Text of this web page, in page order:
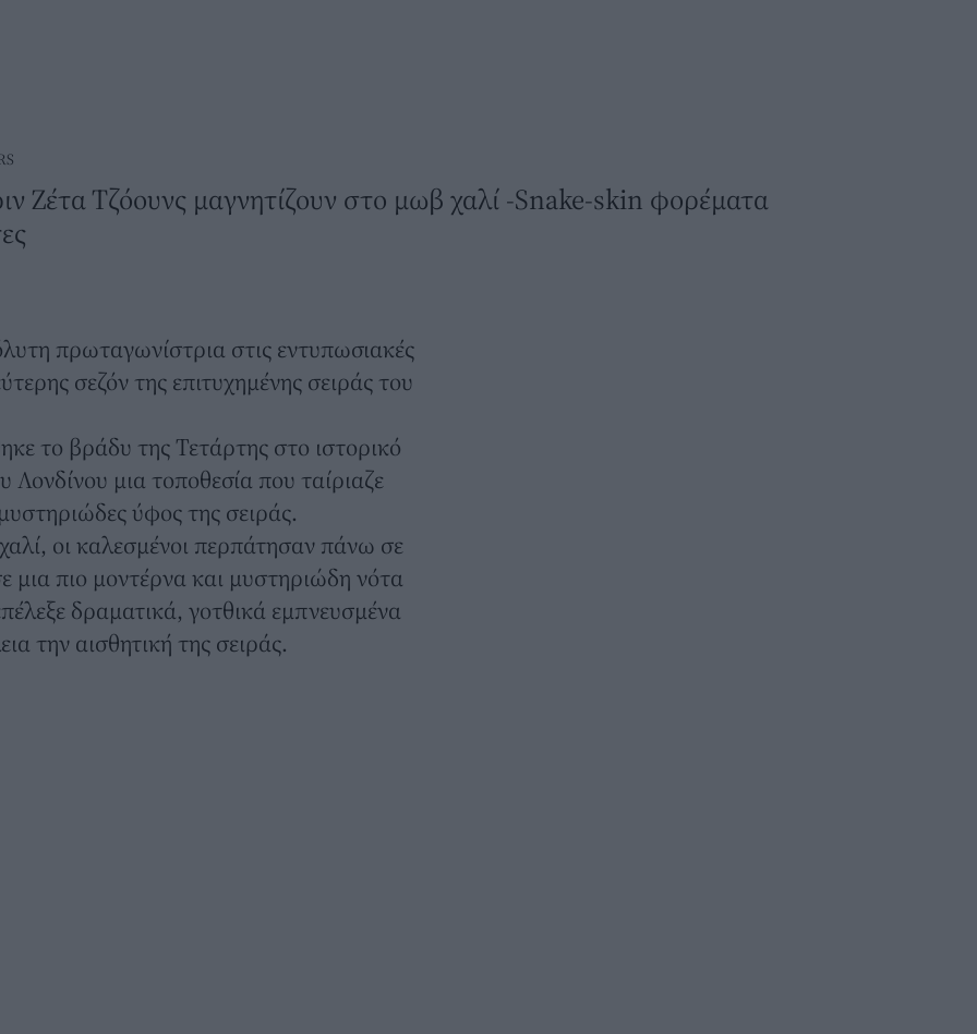
Ζέτα Τζόουνς μαγνητίζουν στο μωβ χαλί -Snake-skin φορέματα
πρωταγωνίστρια στις εντυπωσιακές
σεζόν της επιτυχημένης σειράς του
το βράδυ της Τετάρτης στο ιστορικό
μια τοποθεσία που ταίριαζε
ύφος της σειράς.
οι καλεσμένοι περπάτησαν πάνω σε
μια πιο μοντέρνα και μυστηριώδη νότα
δραματικά, γοτθικά εμπνευσμένα
την αισθητική της σειράς.